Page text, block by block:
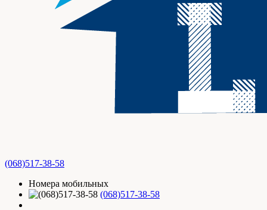
(068)517-38-58
Номера мобильных
(068)517-38-58